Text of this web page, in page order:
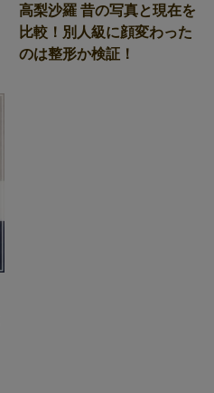
高梨沙羅 昔の写真と現在を
比較！別人級に顔変わった
のは整形か検証！